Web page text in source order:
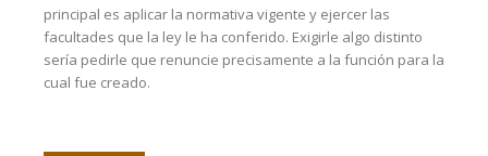
principal es aplicar la normativa vigente y ejercer las
facultades que la ley le ha conferido. Exigirle algo distinto
sería pedirle que renuncie precisamente a la función para la
cual fue creado.